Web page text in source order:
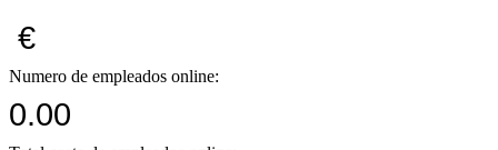
€
Numero de empleados online:
0.00